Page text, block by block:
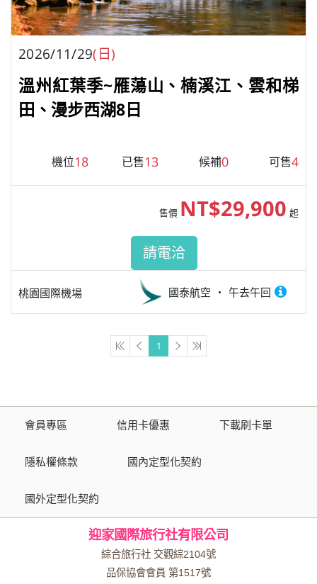
2026/11/29(日)
溫州紅葉季~雁蕩山、楠溪江、雲和梯
田、漫步西湖8日
機位18 已售13 候補0 可售4
桃園國際機場 國泰航空 午去午回
售價 NT$29,900 起
請電洽
1
會員專區 信用卡優惠 下載刷卡單
隱私權條款 國內定型化契約
國外定型化契約
迎家國際旅行社有限公司
綜合旅行社 交觀綜2104號
品保協會會員 第1517號